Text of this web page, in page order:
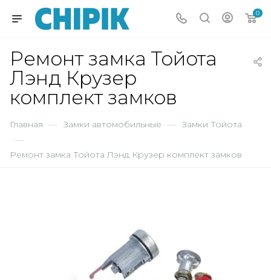
0
Ремонт замка Тойота
Лэнд Крузер
комплект замков
Главная — Замки автомобильные — Замки Тойота
—
Ремонт замка Тойота Лэнд Крузер комплект замков